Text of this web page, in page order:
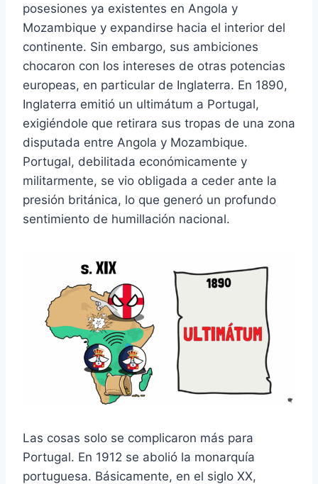
posesiones ya existentes en Angola y
Mozambique y expandirse hacia el interior del
continente. Sin embargo, sus ambiciones
chocaron con los intereses de otras potencias
europeas, en particular de Inglaterra. En 1890,
Inglaterra emitió un ultimátum a Portugal,
exigiéndole que retirara sus tropas de una zona
disputada entre Angola y Mozambique.
Portugal, debilitada económicamente y
militarmente, se vio obligada a ceder ante la
presión británica, lo que generó un profundo
sentimiento de humillación nacional.
Las cosas solo se complicaron más para
Portugal. En 1912 se abolió la monarquía
portuguesa. Básicamente, en el siglo XX,